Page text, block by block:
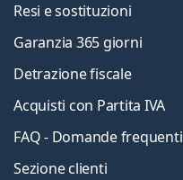
Resi e sostituzioni
Garanzia 365 giorni
Detrazione fiscale
Acquisti con Partita IVA
FAQ - Domande frequenti
Sezione clienti